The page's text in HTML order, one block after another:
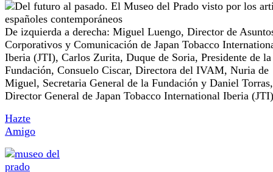
De izquierda a derecha: Miguel Luengo, Director de
Corporativos y Comunicación de Japan Tobacco
Iberia (JTI), Carlos Zurita, Duque de Soria, Presidente de la
Fundación, Consuelo Ciscar, Directora del IVAM, Nuria de
Miguel, Secretaria General de la Fundación y Daniel Torras,
Director General de Japan Tobacco International Iberia
Hazte
Amigo